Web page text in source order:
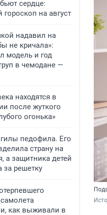
сердце:
на август
надавил на
не кричала»:
модель и год
в чемодане —
находятся в
после жуткого
огонька»
педофила. Его
страну на
а защитника детей
за решетку
как выживали в